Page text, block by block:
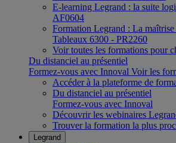
E-learning Legrand : la suite
AF0604
Formation Legrand : La
Tableaux 6300 - PR2260
Voir toutes les formations pour
Du distanciel au présentiel
Formez-vous avec Innoval Voir les
Accéder à la plateforme de
Du distanciel au présentiel
Formez-vous avec Innoval
Découvrir les webinaires
Trouver la formation la plus
Legrand